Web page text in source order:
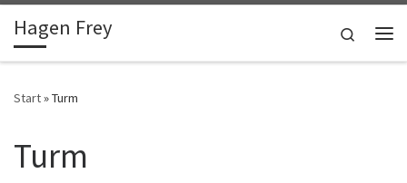
Zum Inhalt springen
Hagen Frey
Search
Start»Turm
Turm